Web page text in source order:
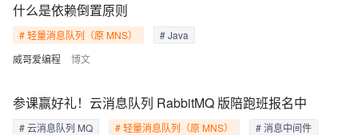
威哥爱编程 博文
什么是依赖倒置原则
# 轻量消息队列（原 MNS） # Java
参课赢好礼！云消息队列 RabbitMQ 版陪跑班报名中
# 云消息队列 MQ # 轻量消息队列（原 MNS）
# 消息中间件